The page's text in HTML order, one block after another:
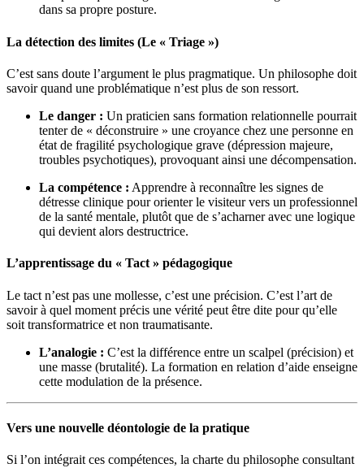
dans sa propre posture.
La détection des limites (Le « Triage »)
C’est sans doute l’argument le plus pragmatique. Un philosophe doit
savoir quand une problématique n’est plus de son ressort.
Le danger : Un praticien sans formation relationnelle pourrait
tenter de « déconstruire » une croyance chez une personne en
état de fragilité psychologique grave (dépression majeure,
troubles psychotiques), provoquant ainsi une décompensation.
La compétence : Apprendre à reconnaître les signes de
détresse clinique pour orienter le visiteur vers un professionnel
de la santé mentale, plutôt que de s’acharner avec une logique
qui devient alors destructrice.
L’apprentissage du « Tact » pédagogique
Le tact n’est pas une mollesse, c’est une précision. C’est l’art de
savoir à quel moment précis une vérité peut être dite pour qu’elle
soit transformatrice et non traumatisante.
L’analogie : C’est la différence entre un scalpel (précision) et
une masse (brutalité). La formation en relation d’aide enseigne
cette modulation de la présence.
Vers une nouvelle déontologie de la pratique
Si l’on intégrait ces compétences, la charte du philosophe consultant